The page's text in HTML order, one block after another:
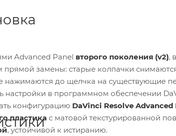
Advanced Panel второго поколения (v2),
прямой замены: старые колпачки
нажимаются до щелчка на существующие
в программном обеспечении
конфигурацию DaVinci Resolve Advanced
пластика с матовой текстурированной
, устойчивой к истиранию.